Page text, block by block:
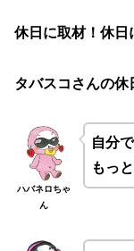
休日に取材！休日
タバスコさんの休
ハバネロちゃ
ん
自分
もっ